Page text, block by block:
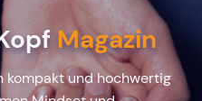
Magazin
kompakt und hochwertig